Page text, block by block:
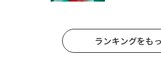
ランキングをも